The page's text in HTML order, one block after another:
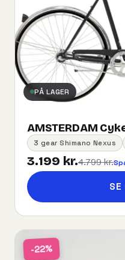
PÅ LAGER
AMSTERDAM
3 gear Shimano Nexus
3.199 kr.4.799 kr.
SE
-22%